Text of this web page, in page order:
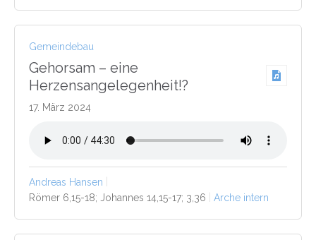
Gemeindebau
Gehorsam – eine
Herzensangelegenheit!?
17. März 2024
Andreas Hansen
Römer 6,15-18; Johannes 14,15-17; 3,36
Arche intern